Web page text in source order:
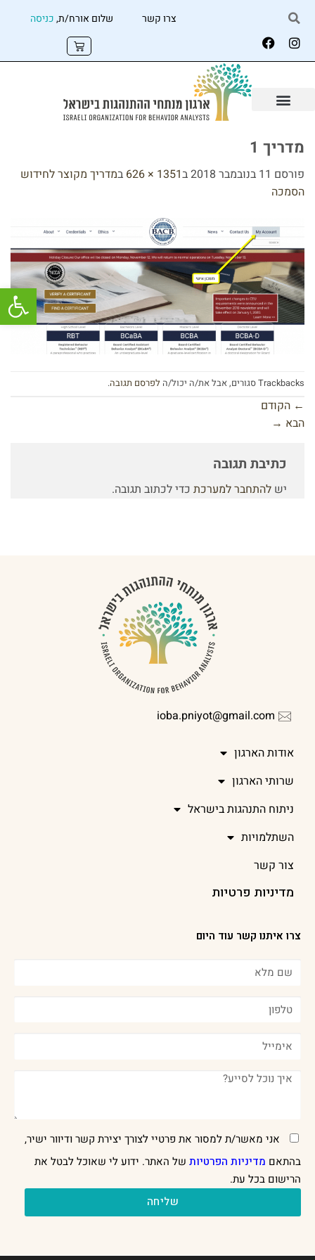
צרו קשר שלום אורח/ת,כניסה
מדריך 1
פורסם 11 בנובמבר 2018 ב1351 × 626 במדריך מקוצר לחידוש
הסמכה
Trackbacks סגורים, אבל את/ה יכול/ה לפרסם תגובה.
← הקודם
הבא →
כתיבת תגובה
יש להתחבר למערכת כדי לכתוב תגובה.
ioba.pniyot@gmail.com
אודות הארגון
שרותי הארגון
ניתוח התנהגות בישראל
השתלמויות
צור קשר
מדיניות פרטיות
צרו איתנו קשר עוד היום
אני מאשר/ת למסור את פרטיי לצורך יצירת קשר ודיוור ישיר,
בהתאם מדיניות הפרטיות של האתר. ידוע לי שאוכל לבטל את
הרישום בכל עת.
שליחה